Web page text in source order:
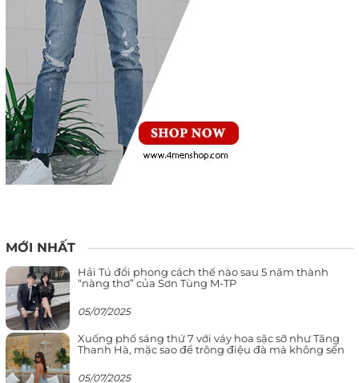
MỚI NHẤT
Hải Tú đổi phong cách thế nào sau 5 năm thành
“nàng thơ” của Sơn Tùng M-TP
05/07/2025
Xuống phố sáng thứ 7 với váy hoa sặc sỡ như Tăng
Thanh Hà, mặc sao để trông điệu đà mà không sến
05/07/2025